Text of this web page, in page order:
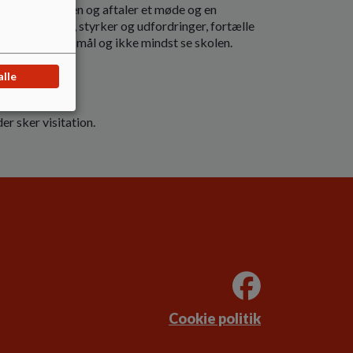
til skolen og aftaler et møde og en
baggrund, styrker og udfordringer, fortælle
stille spørgsmål og ikke mindst se skolen.
sker visitation.
Cookie politik